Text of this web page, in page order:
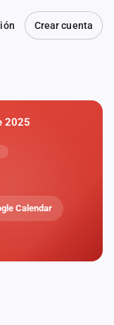
Crear cuenta
2025
Calendar